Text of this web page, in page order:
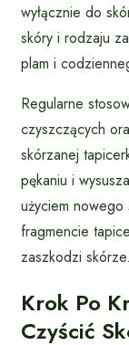
wyłącznie do
skóry i rodzaju
plam i
Regularne
czyszczących
skórzanej
pękaniu i
użyciem nowego
fragmencie
zaszkodzi skórze.
Krok Po
Czyścić